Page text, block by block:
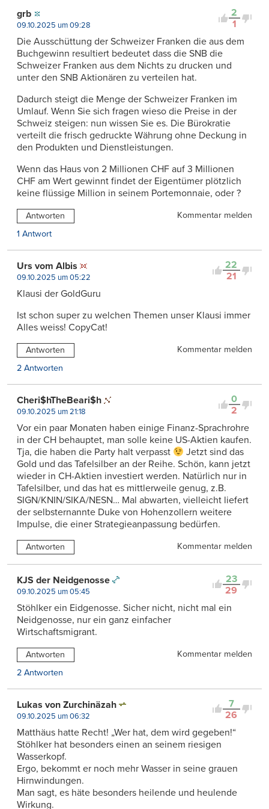
2
1
grb
09.10.2025 um 09:28
Die Ausschüttung der Schweizer Franken die aus dem
Buchgewinn resultiert bedeutet dass die SNB die
Schweizer Franken aus dem Nichts zu drucken und
unter den SNB Aktionären zu verteilen hat.
Dadurch steigt die Menge der Schweizer Franken im
Umlauf. Wenn Sie sich fragen wieso die Preise in der
Schweiz steigen: nun wissen Sie es. Die Bürokratie
verteilt die frisch gedruckte Währung ohne Deckung in
den Produkten und Dienstleistungen.
Wenn das Haus von 2 Millionen CHF auf 3 Millionen
CHF am Wert gewinnt findet der Eigentümer plötzlich
keine flüssige Million in seinem Portemonnaie, oder ?
Antworten
Kommentar melden
1 Antwort
22
21
Urs vom Albis
09.10.2025 um 05:22
Klausi der GoldGuru
Ist schon super zu welchen Themen unser Klausi immer
Alles weiss! CopyCat!
Antworten
Kommentar melden
2 Antworten
0
2
Cheri$hTheBeari$h
09.10.2025 um 21:18
Vor ein paar Monaten haben einige Finanz-Sprachrohre
in der CH behauptet, man solle keine US-Aktien kaufen.
Tja, die haben die Party halt verpasst
Jetzt sind das
Gold und das Tafelsilber an der Reihe. Schön, kann jetzt
wieder in CH-Aktien investiert werden. Natürlich nur in
Tafelsilber, und das hat es mittlerweile genug, z.B.
SIGN/KNIN/SIKA/NESN… Mal abwarten, vielleicht liefert
der selbsternannte Duke von Hohenzollern weitere
Impulse, die einer Strategieanpassung bedürfen.
Antworten Kommentar melden
23
29
KJS der Neidgenosse
09.10.2025 um 05:45
Stöhlker ein Eidgenosse. Sicher nicht, nicht mal ein
Neidgenosse, nur ein ganz einfacher
Wirtschaftsmigrant.
Antworten
Kommentar melden
2 Antworten
7
26
Lukas von Zurchinäzah
09.10.2025 um 06:32
Matthäus hatte Recht! „Wer hat, dem wird gegeben!“
Stöhlker hat besonders einen an seinem riesigen
Wasserkopf.
Ergo, bekommt er noch mehr Wasser in seine grauen
Hirnwindungen.
Man sagt, es häte besonders heilende und heulende
Wirkung.